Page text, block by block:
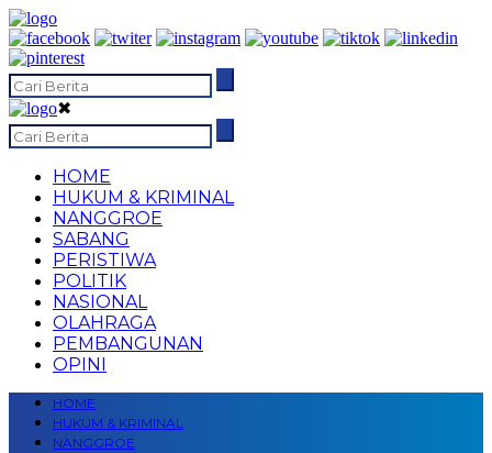
✖
HOME
HUKUM & KRIMINAL
NANGGROE
SABANG
PERISTIWA
POLITIK
NASIONAL
OLAHRAGA
PEMBANGUNAN
OPINI
HOME
HUKUM & KRIMINAL
NANGGROE